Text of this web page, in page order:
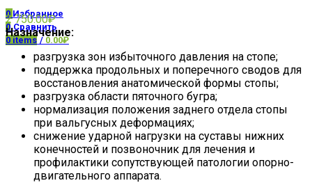
0 Избранное
0 Сравнить
0 items / 0.00₽
2 750.00₽
Назначение:
разгрузка зон избыточного давления на стопе;
поддержка продольных и поперечного сводов для
восстановления анатомической формы стопы;
разгрузка области пяточного бугра;
нормализация положения заднего отдела стопы
при вальгусных деформациях;
снижение ударной нагрузки на суставы нижних
конечностей и позвоночник для лечения и
профилактики сопутствующей патологии опорно-
двигательного аппарата.